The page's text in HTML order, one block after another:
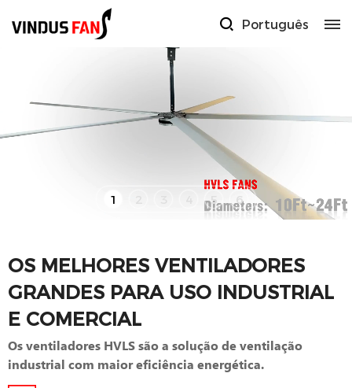
Português
1 5 6
OS MELHORES VENTILADORES
GRANDES PARA USO INDUSTRIAL
E COMERCIAL
Os ventiladores HVLS são a solução de ventilação
industrial com maior eficiência energética.